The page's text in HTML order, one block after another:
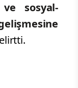
sosyal-